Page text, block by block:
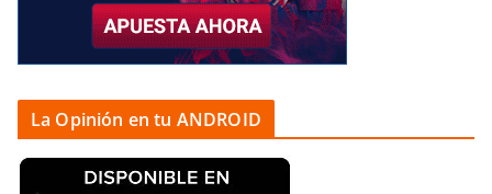
La Opinión en tu ANDROID